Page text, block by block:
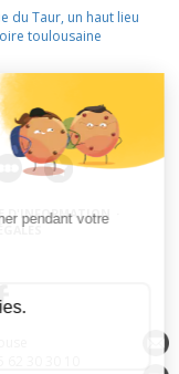
du Taur, un haut lieu
toulousaine
D'INFORMATION